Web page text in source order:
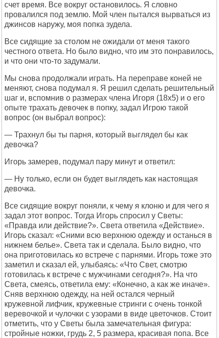
счет время. Все вокруг остановилось. Я словно
провалился под землю. Мой член пытался вырваться из
джинсов наружу, моя попка зудела.
Все сидящие за столом не ожидали от меня такого
честного ответа. Но было видно, что им это понравилось,
и что они что-то задумали.
Мы снова продолжали играть. На переправе коней не
меняют, снова подумал я. Я решил сделать решительный
шаг и, вспомнив о размерах члена Игоря (18х5) и о его
опыте трахать девочек в попку, задал Игрою такой
вопрос (он выбрал вопрос):
— Трахнул бы ты парня, который выглядел бы как
девочка?
Игорь замерев, подумал пару минут и ответил:
— Ну только, если он будет выглядеть как настоящая
девочка.
Все сидящие вокруг поняли, к чему я клоню и для чего я
задал этот вопрос. Тогда Игорь спросил у Светы:
«Правда или действие?». Света ответила «Действие».
Игорь сказал: «Сними всю верхнюю одежду и останься в
нижнем белье». Света так и сделала. Было видно, что
она приготовилась ко встрече с парнями. Игорь тоже это
заметил и сказал ей, улыбаясь: «Что Свет, смотрю
готовилась к встрече с мужчинами сегодня?». На что
Света, смеясь, ответила ему: «Конечно, а как же иначе».
Сняв верхнюю одежду, на ней остался черный
кружевной лифчик, кружевные стринги с очень тонкой
веревочкой и чулочки с узорами в виде цветочков. Стоит
отметить, что у Светы была замечательная фигура:
стройные ножки, грудь 2, 5 размера, красивая попа. Все